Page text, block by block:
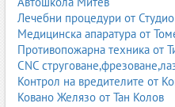
Лечебни процедури от
Медицинска апаратура от
Противопожарна техника от
CNC
Контрол на вредителите от
Ковано Желязо от Тан Колов